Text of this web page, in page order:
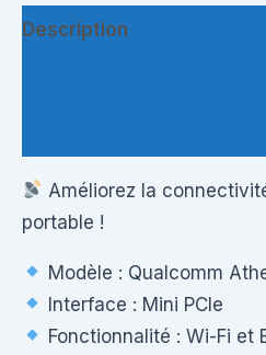
Description
Améliorez la
portable !
Modèle : Qualcomm
Interface : Mini PCIe
Fonctionnalité : Wi-Fi et